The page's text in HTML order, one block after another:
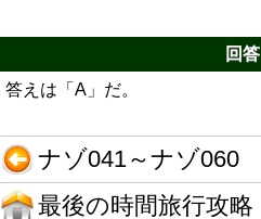
回答
答えは「A」だ。
ナゾ041～ナゾ060
最後の時間旅行攻略